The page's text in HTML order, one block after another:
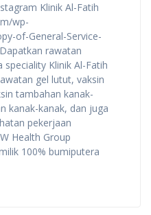
Klinik Al-Fatih
wp-
of-General-Service-
rawatan
Klinik Al-Fatih
gel lutut, vaksin
tambahan kanak-
kanak-kanak, dan juga
pekerjaan
Health Group
100% bumiputera